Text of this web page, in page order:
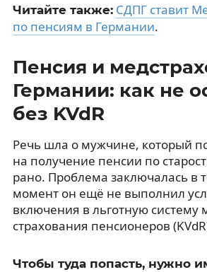
Читайте также: СДПГ ставит
по пенсиям в Германии.
Пенсия и
Германии: как не
без KVdR
Речь шла о мужчине, который
на получение пенсии по
рано. Проблема заключалась в
момент он ещё не выполнил
включения в льготную систему
страхования пенсионеров
Чтобы туда попасть, нужно